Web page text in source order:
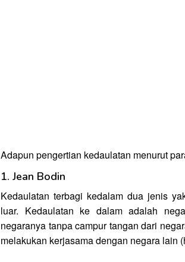
Adapun pengertian kedaulatan menurut
1. Jean Bodin
Kedaulatan terbagi kedalam dua jenis
luar. Kedaulatan ke dalam adalah
negaranya tanpa campur tangan dari
melakukan kerjasama dengan negara lain